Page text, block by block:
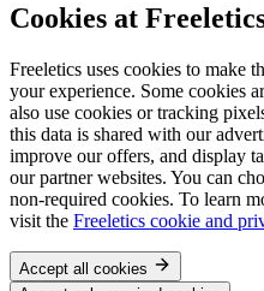
Cookies at
Freeletics uses cookies to make
your experience. Some cookies
also use cookies or tracking
this data is shared with our
improve our offers, and display
our partner websites. You can
non-required cookies. To learn
visit the Freeletics cookie and
Accept all cookies